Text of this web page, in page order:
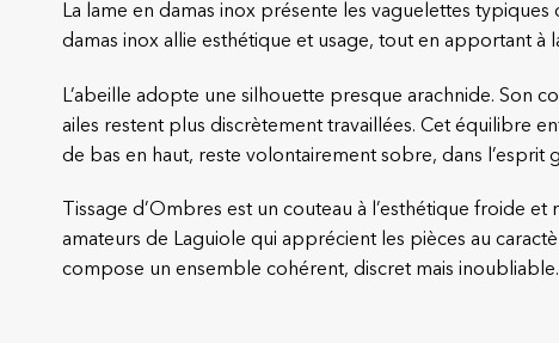
La lame en damas inox présente les vaguelettes
damas inox allie esthétique et usage, tout en apportant à
L’abeille adopte une silhouette presque arachnide. Son
ailes restent plus discrètement travaillées. Cet équilibre
de bas en haut, reste volontairement sobre, dans l’esprit
Tissage d’Ombres est un couteau à l’esthétique froide
amateurs de Laguiole qui apprécient les pièces au
compose un ensemble cohérent, discret mais inoubliable.